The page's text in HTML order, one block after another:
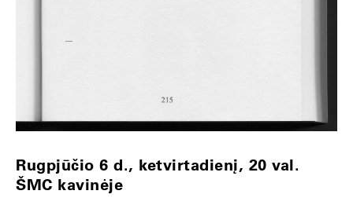
Rugpjūčio 6 d., ketvirtadienį, 20 val.
ŠMC kavinėje